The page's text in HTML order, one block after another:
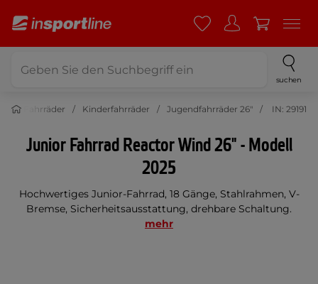
suchen
Fahrräder Kinderfahrräder Jugendfahrräder 26" IN: 29191
Junior Fahrrad Reactor Wind 26" - Modell
2025
Hochwertiges Junior-Fahrrad, 18 Gänge, Stahlrahmen, V-
Bremse, Sicherheitsausstattung, drehbare Schaltung.
mehr